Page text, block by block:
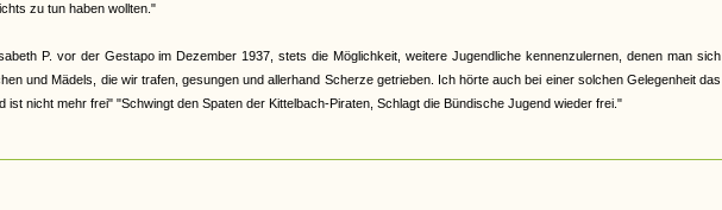
zu tun haben wollten."
P. vor der Gestapo im Dezember 1937, stets die Möglichkeit, weitere Jugendliche kennenzulernen, denen man sich
und Mädels, die wir trafen, gesungen und allerhand Scherze getrieben. Ich hörte auch bei einer solchen Gelegenheit das
nicht mehr frei" "Schwingt den Spaten der Kittelbach-Piraten, Schlagt die Bündische Jugend wieder frei."